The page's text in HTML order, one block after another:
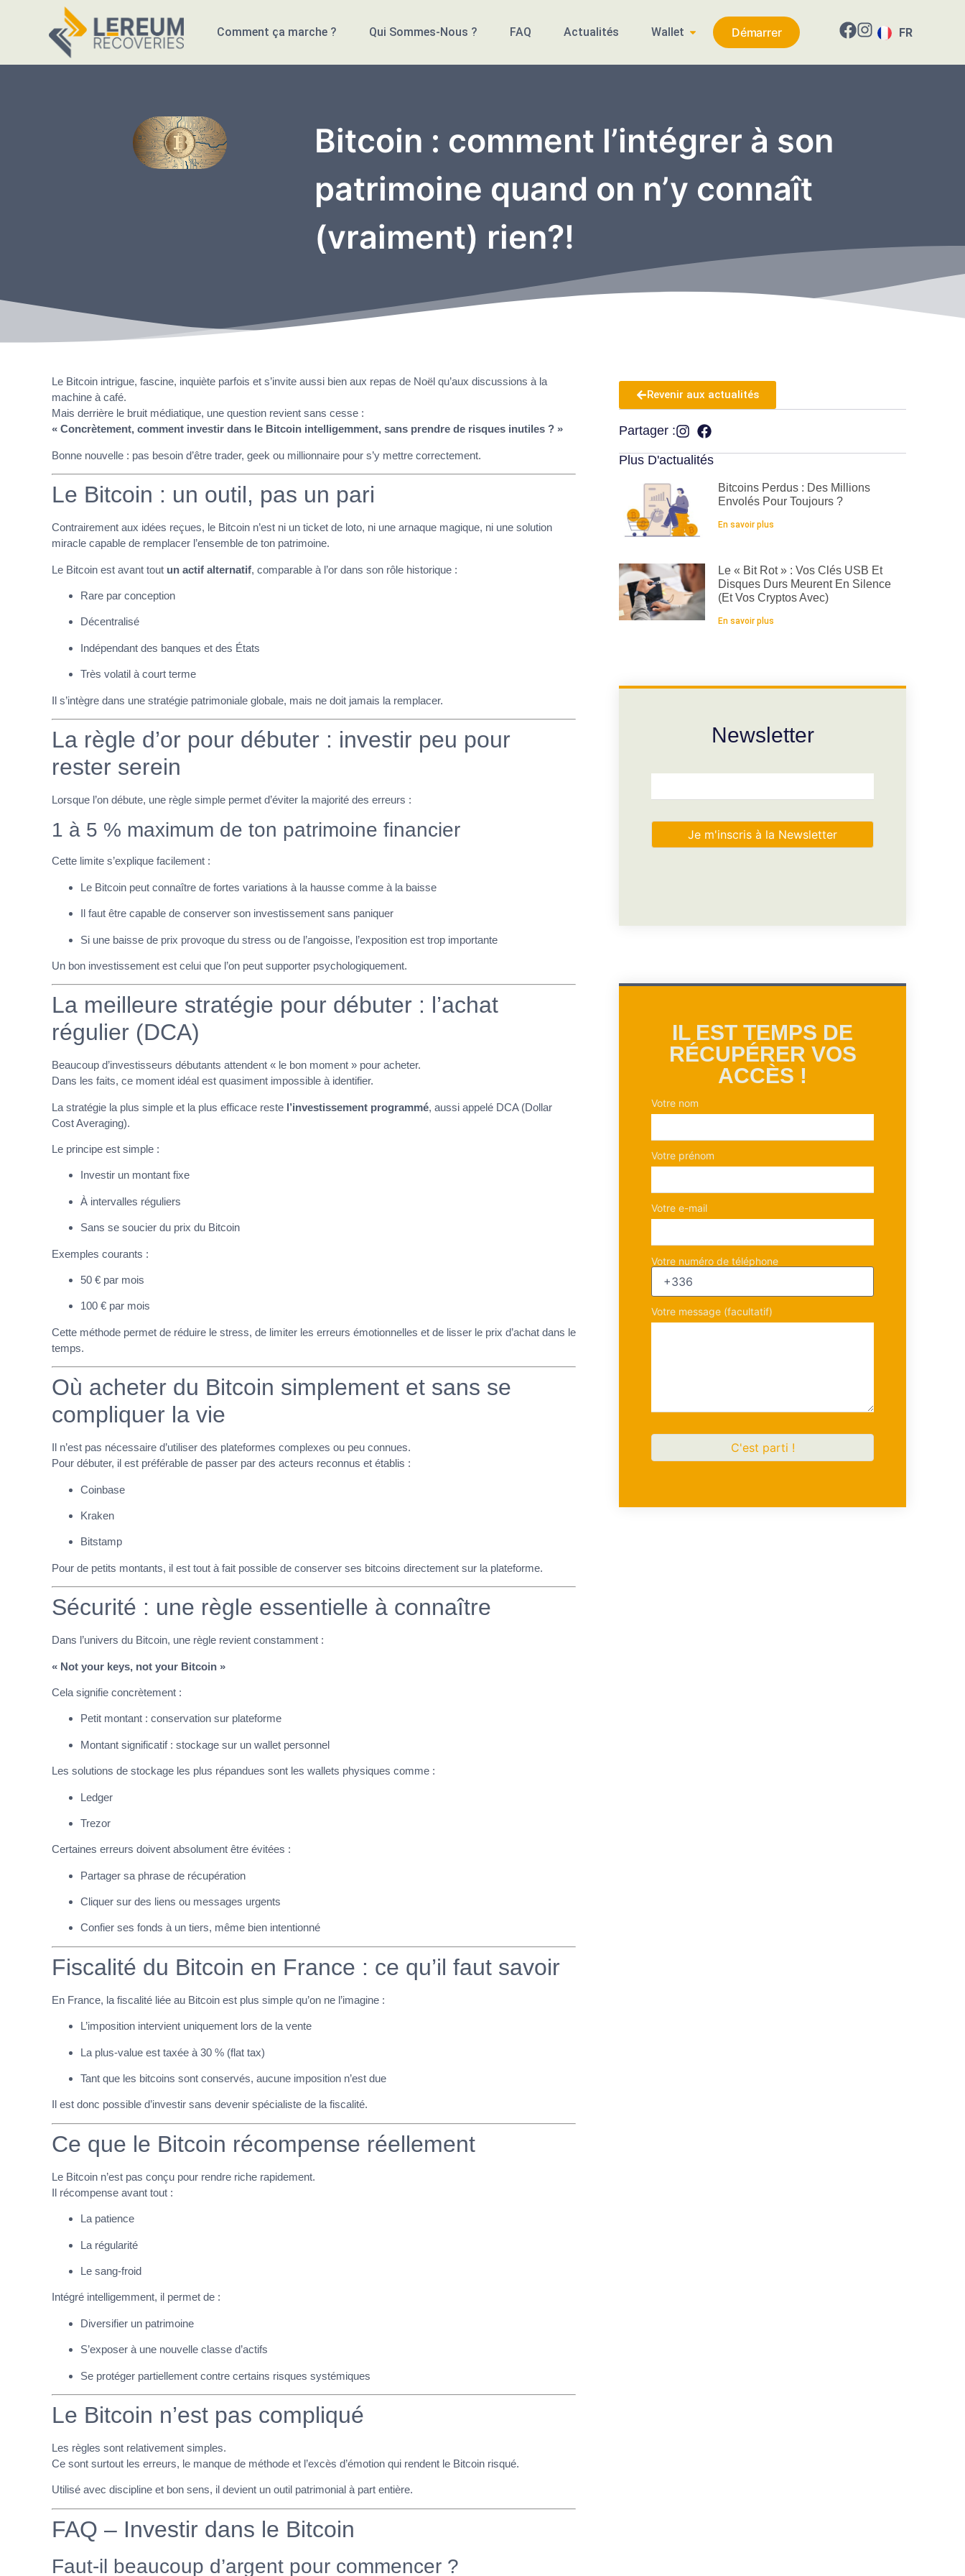
Comment ça marche ? Qui Sommes-Nous ? FAQ Actualités Wallet Démarrer FR
EN
Bitcoin : comment l’intégrer à son
patrimoine quand on n’y connaît
(vraiment) rien?!
Le Bitcoin intrigue, fascine, inquiète parfois et s’invite aussi bien aux repas de Noël qu’aux discussions à la
machine à café.
Mais derrière le bruit médiatique, une question revient sans cesse :
« Concrètement, comment investir dans le Bitcoin intelligemment, sans prendre de risques inutiles ? »
Bonne nouvelle : pas besoin d’être trader, geek ou millionnaire pour s’y mettre correctement.
Le Bitcoin : un outil, pas un pari
Contrairement aux idées reçues, le Bitcoin n’est ni un ticket de loto, ni une arnaque magique, ni une solution
miracle capable de remplacer l’ensemble de ton patrimoine.
Le Bitcoin est avant tout un actif alternatif, comparable à l’or dans son rôle historique :
Rare par conception
Décentralisé
Indépendant des banques et des États
Très volatil à court terme
Il s’intègre dans une stratégie patrimoniale globale, mais ne doit jamais la remplacer.
La règle d’or pour débuter : investir peu pour
rester serein
Lorsque l’on débute, une règle simple permet d’éviter la majorité des erreurs :
1 à 5 % maximum de ton patrimoine financier
Cette limite s’explique facilement :
Le Bitcoin peut connaître de fortes variations à la hausse comme à la baisse
Il faut être capable de conserver son investissement sans paniquer
Si une baisse de prix provoque du stress ou de l’angoisse, l’exposition est trop importante
Un bon investissement est celui que l’on peut supporter psychologiquement.
La meilleure stratégie pour débuter : l’achat
régulier (DCA)
Beaucoup d’investisseurs débutants attendent « le bon moment » pour acheter.
Dans les faits, ce moment idéal est quasiment impossible à identifier.
La stratégie la plus simple et la plus efficace reste l’investissement programmé, aussi appelé DCA (Dollar
Cost Averaging).
Le principe est simple :
Investir un montant fixe
À intervalles réguliers
Sans se soucier du prix du Bitcoin
Exemples courants :
50 € par mois
100 € par mois
Cette méthode permet de réduire le stress, de limiter les erreurs émotionnelles et de lisser le prix d’achat dans le
temps.
Où acheter du Bitcoin simplement et sans se
compliquer la vie
Il n’est pas nécessaire d’utiliser des plateformes complexes ou peu connues.
Pour débuter, il est préférable de passer par des acteurs reconnus et établis :
Coinbase
Kraken
Bitstamp
Pour de petits montants, il est tout à fait possible de conserver ses bitcoins directement sur la plateforme.
Sécurité : une règle essentielle à connaître
Dans l’univers du Bitcoin, une règle revient constamment :
« Not your keys, not your Bitcoin »
Cela signifie concrètement :
Petit montant : conservation sur plateforme
Montant significatif : stockage sur un wallet personnel
Les solutions de stockage les plus répandues sont les wallets physiques comme :
Ledger
Trezor
Certaines erreurs doivent absolument être évitées :
Partager sa phrase de récupération
Cliquer sur des liens ou messages urgents
Confier ses fonds à un tiers, même bien intentionné
Fiscalité du Bitcoin en France : ce qu’il faut savoir
En France, la fiscalité liée au Bitcoin est plus simple qu’on ne l’imagine :
L’imposition intervient uniquement lors de la vente
La plus-value est taxée à 30 % (flat tax)
Tant que les bitcoins sont conservés, aucune imposition n’est due
Il est donc possible d’investir sans devenir spécialiste de la fiscalité.
Ce que le Bitcoin récompense réellement
Le Bitcoin n’est pas conçu pour rendre riche rapidement.
Il récompense avant tout :
La patience
La régularité
Le sang-froid
Intégré intelligemment, il permet de :
Diversifier un patrimoine
S’exposer à une nouvelle classe d’actifs
Se protéger partiellement contre certains risques systémiques
Le Bitcoin n’est pas compliqué
Les règles sont relativement simples.
Ce sont surtout les erreurs, le manque de méthode et l’excès d’émotion qui rendent le Bitcoin risqué.
Utilisé avec discipline et bon sens, il devient un outil patrimonial à part entière.
FAQ – Investir dans le Bitcoin
Faut-il beaucoup d’argent pour commencer ?
Revenir aux actualités
Partager :
Plus D'actualités
Bitcoins Perdus : Des Millions
Envolés Pour Toujours ?
En savoir plus
Le « Bit Rot » : Vos Clés USB Et
Disques Durs Meurent En Silence
(et Vos Cryptos Avec)
En savoir plus
Newsletter
IL EST TEMPS DE
RÉCUPÉRER VOS
ACCÈS !
Votre nom
Votre prénom
Votre e-mail
Votre numéro de téléphone
Votre message (facultatif)